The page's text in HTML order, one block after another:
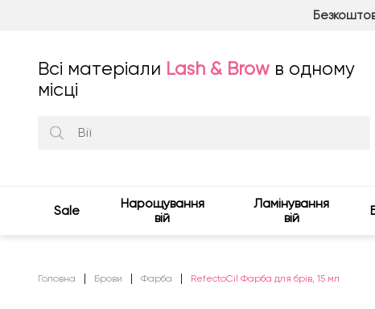
Всі матеріали Lash & Brow в одному
місці
Sale
Нарощування
вій
Ламінування
вій
Головна Брови Фарба RefectoCil Фарба для брів, 15 мл